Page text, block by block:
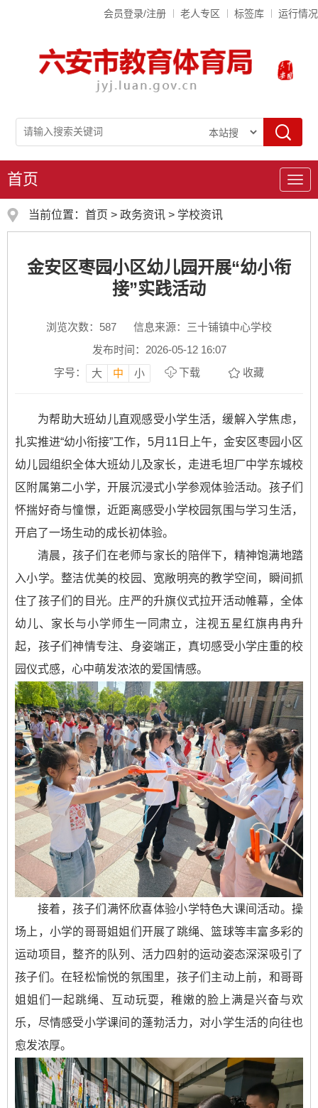
会员登录/注册 老人专区 标签库 运行情况
导
首页
当前位置： 首页 > 政务资讯 > 学校资讯
金安区枣园小区幼儿园开展“幼小衔
接”实践活动
浏览次数： 587
信息来源：三十铺镇中心学校
发布时间：2026-05-12 16:07
字号：
大 中 小 下载 收藏
为帮助大班幼儿直观感受小学生活，缓解入学焦虑，
扎实推进“幼小衔接”工作，5月11日上午，金安区枣园小区
幼儿园组织全体大班幼儿及家长，走进毛坦厂中学东城校
区附属第二小学，开展沉浸式小学参观体验活动。孩子们
怀揣好奇与憧憬，近距离感受小学校园氛围与学习生活，
开启了一场生动的成长初体验。
清晨，孩子们在老师与家长的陪伴下，精神饱满地踏
入小学。整洁优美的校园、宽敞明亮的教学空间，瞬间抓
住了孩子们的目光。庄严的升旗仪式拉开活动帷幕，全体
幼儿、家长与小学师生一同肃立，注视五星红旗冉冉升
起，孩子们神情专注、身姿端正，真切感受小学庄重的校
园仪式感，心中萌发浓浓的爱国情感。
接着，孩子们满怀欣喜体验小学特色大课间活动。操
场上，小学的哥哥姐姐们开展了跳绳、篮球等丰富多彩的
运动项目，整齐的队列、活力四射的运动姿态深深吸引了
孩子们。在轻松愉悦的氛围里，孩子们主动上前，和哥哥
姐姐们一起跳绳、互动玩耍，稚嫩的脸上满是兴奋与欢
乐，尽情感受小学课间的蓬勃活力，对小学生活的向往也
愈发浓厚。